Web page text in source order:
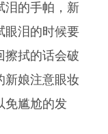
泪的手帕，新
眼泪的时候要
擦拭的话会破
新娘注意眼妆
免尴尬的发